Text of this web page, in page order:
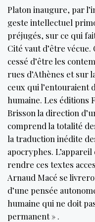
Platon inaugure, par
geste intellectuel
préjugés, sur ce qui
Cité vaut d’être vécue.
cessé d’être les
rues d’Athènes et sur
ceux qui l’entouraient
humaine. Les éditions
Brisson la direction
comprend la totalité
la traduction inédite
apocryphes.
rendre ces textes
Arnaud Macé se
d’une pensée
humaine qui ne doit
permanent » .